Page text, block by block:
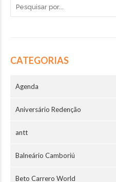
CATEGORIAS
Agenda
Aniversário Redenção
antt
Balneário Camboriú
Beto Carrero World